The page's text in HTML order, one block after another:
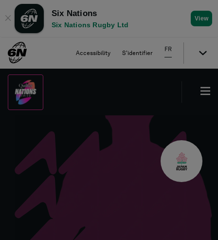
✕
Six Nations
Six Nations Rugby Ltd
View
Accessibility S'identifier
FR